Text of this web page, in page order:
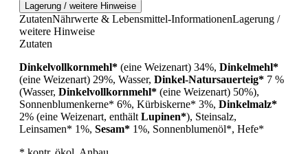
Lagerung / weitere Hinweise
ZutatenNährwerte & Lebensmittel-InformationenLagerung /
weitere Hinweise
Zutaten
Dinkelvollkornmehl* (eine Weizenart) 34%, Dinkelmehl*
(eine Weizenart) 29%, Wasser, Dinkel-Natursauerteig* 7 %
(Wasser, Dinkelvollkornmehl* (eine Weizenart) 50%),
Sonnenblumenkerne* 6%, Kürbiskerne* 3%, Dinkelmalz*
2% (eine Weizenart, enthält Lupinen*), Steinsalz,
Leinsamen* 1%, Sesam* 1%, Sonnenblumenöl*, Hefe*